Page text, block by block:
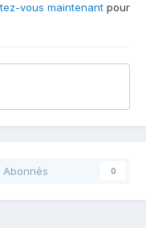
vous maintenant pour
Abonnés 0